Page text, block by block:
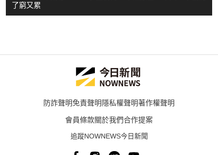
了窮又累
防詐聲明免責聲明隱私權聲明著作權聲明
會員條款關於我們合作提案
追蹤NOWNEWS今日新聞